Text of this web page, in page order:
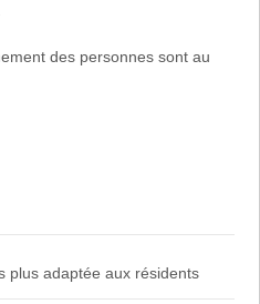
des personnes sont au
plus adaptée aux résidents